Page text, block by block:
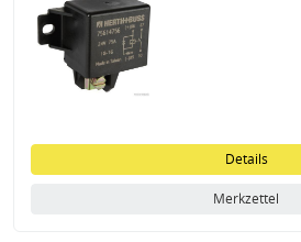
Details
Merkzettel